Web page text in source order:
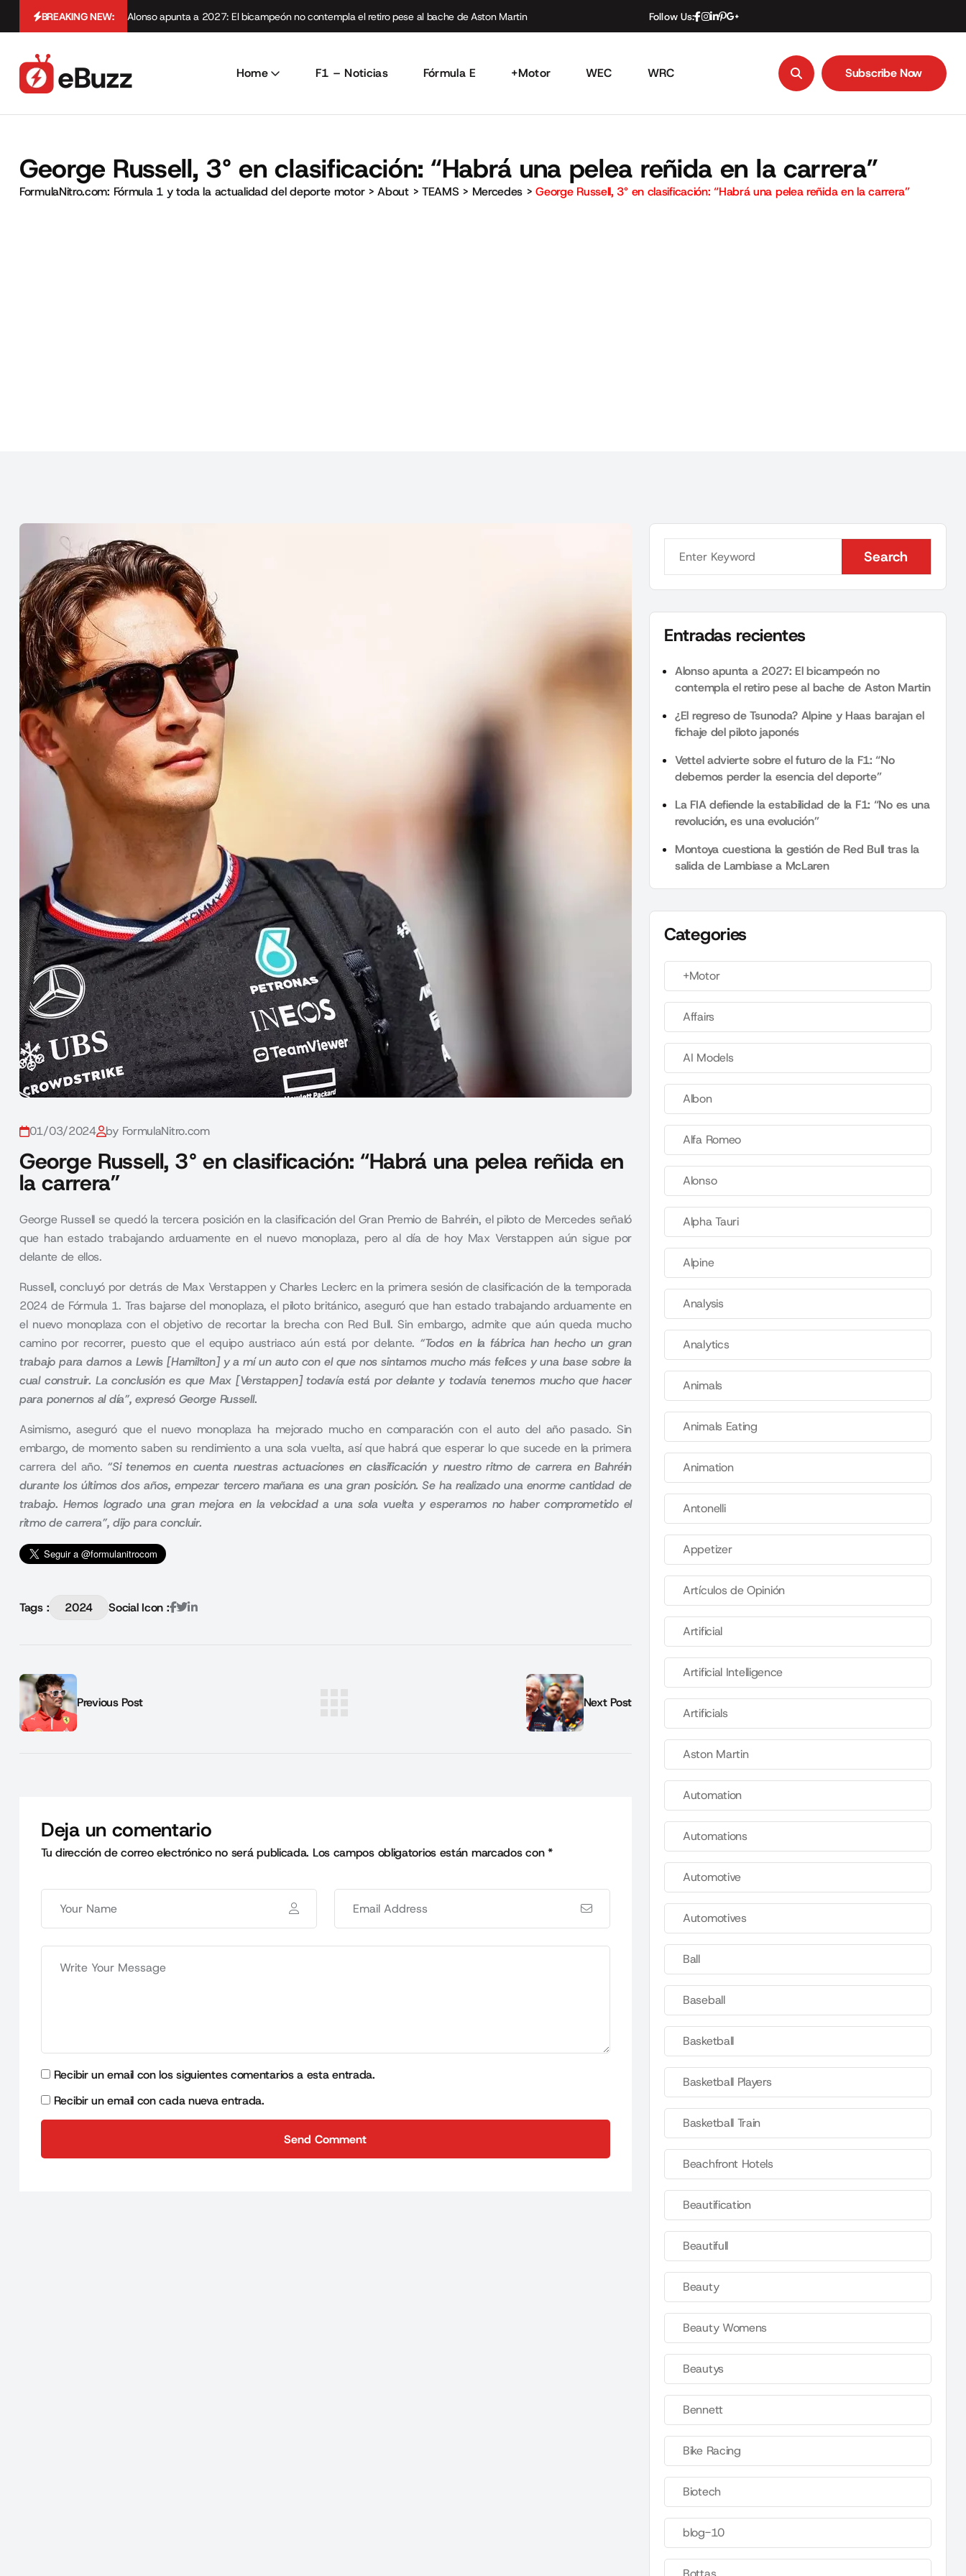
BREAKING NEW: Alonso apunta a 2027: El bicampeón no contempla el retiro pese al bache de Aston Martin Follow Us:
Home F1 – Noticias Fórmula E +Motor WEC WRC Subscribe Now
George Russell, 3° en clasificación: “Habrá una pelea reñida en la carrera”
FormulaNitro.com: Fórmula 1 y toda la actualidad del deporte motor>About> TEAMS > Mercedes >George Russell, 3° en clasificación: “Habrá una pelea reñida en la carrera”
01/03/2024 by FormulaNitro.com
George Russell, 3° en clasificación: “Habrá una pelea reñida en
la carrera”
George Russell se quedó la tercera posición en la clasificación del Gran Premio de Bahréin, el piloto de Mercedes señaló
que han estado trabajando arduamente en el nuevo monoplaza, pero al día de hoy Max Verstappen aún sigue por
delante de ellos.
Russell, concluyó por detrás de Max Verstappen y Charles Leclerc en la primera sesión de clasificación de la temporada
2024 de Fórmula 1. Tras bajarse del monoplaza, el piloto británico, aseguró que han estado trabajando arduamente en
el nuevo monoplaza con el objetivo de recortar la brecha con Red Bull. Sin embargo, admite que aún queda mucho
camino por recorrer, puesto que el equipo austriaco aún está por delante. “Todos en la fábrica han hecho un gran
trabajo para darnos a Lewis [Hamilton] y a mí un auto con el que nos sintamos mucho más felices y una base sobre la
cual construir. La conclusión es que Max [Verstappen] todavía está por delante y todavía tenemos mucho que hacer
para ponernos al día”, expresó George Russell.
Asimismo, aseguró que el nuevo monoplaza ha mejorado mucho en comparación con el auto del año pasado. Sin
embargo, de momento saben su rendimiento a una sola vuelta, así que habrá que esperar lo que sucede en la primera
carrera del año. “Si tenemos en cuenta nuestras actuaciones en clasificación y nuestro ritmo de carrera en Bahréin
durante los últimos dos años, empezar tercero mañana es una gran posición. Se ha realizado una enorme cantidad de
trabajo. Hemos logrado una gran mejora en la velocidad a una sola vuelta y esperamos no haber comprometido el
ritmo de carrera”, dijo para concluir.
Tags : 2024 Social Icon :
Previous Post Next Post
Deja un comentario
Tu dirección de correo electrónico no será publicada. Los campos obligatorios están marcados con*
Recibir un email con los siguientes comentarios a esta entrada.
Recibir un email con cada nueva entrada.
Send Comment
Search
Search
Entradas recientes
Alonso apunta a 2027: El bicampeón no
contempla el retiro pese al bache de Aston Martin
¿El regreso de Tsunoda? Alpine y Haas barajan el
fichaje del piloto japonés
Vettel advierte sobre el futuro de la F1: “No
debemos perder la esencia del deporte”
La FIA defiende la estabilidad de la F1: “No es una
revolución, es una evolución”
Montoya cuestiona la gestión de Red Bull tras la
salida de Lambiase a McLaren
Categories
+Motor
Affairs
AI Models
Albon
Alfa Romeo
Alonso
Alpha Tauri
Alpine
Analysis
Analytics
Animals
Animals Eating
Animation
Antonelli
Appetizer
Artículos de Opinión
Artificial
Artificial Intelligence
Artificials
Aston Martin
Automation
Automations
Automotive
Automotives
Ball
Baseball
Basketball
Basketball Players
Basketball Train
Beachfront Hotels
Beautification
Beautifull
Beauty
Beauty Womens
Beautys
Bennett
Bike Racing
Biotech
blog-10